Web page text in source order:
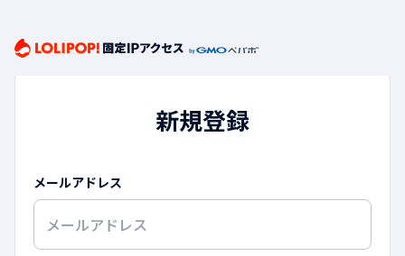
新規登録
メールアドレス